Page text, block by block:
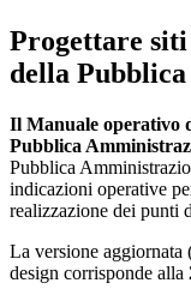
Progettare
della
Il Manuale operativo
Pubblica
Pubblica
indicazioni operative
realizzazione dei punti
La versione aggiornata
design corrisponde alla